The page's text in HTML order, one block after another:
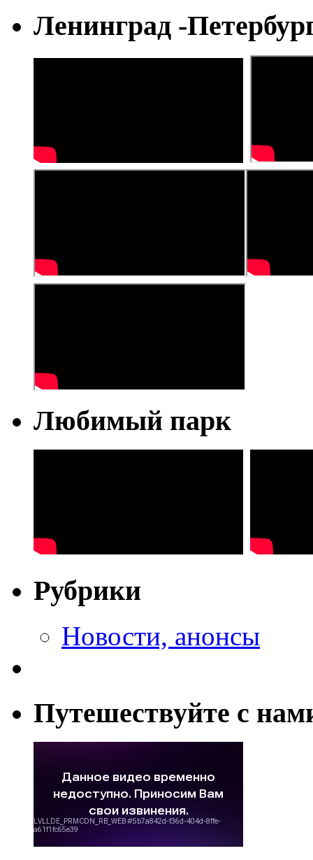
Ленинград -
Любимый парк
Рубрики
Новости, анонсы
Путешествуйте с